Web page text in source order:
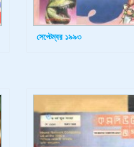
সেপ্টেম্বর ১৯৯৩